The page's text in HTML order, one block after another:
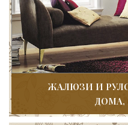
ЖАЛЮЗИ И
ДОМА,